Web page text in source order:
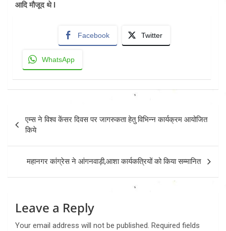
आदि मौजूद थे l
Facebook Twitter
WhatsApp
navigation
एम्स ने विश्व केंसर दिवस पर जागरुकता हेतु विभिन्न कार्यक्रम आयोजित
किये
महानगर कांग्रेस ने आंगनवाड़ी,आशा कार्यकत्रियों को किया सम्मानित
Leave a Reply
Your email address will not be published. Required fields